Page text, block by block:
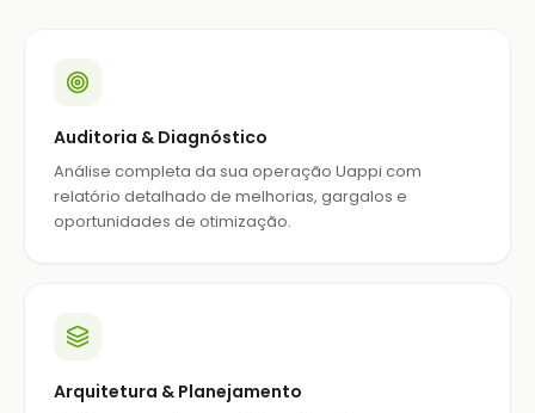
Auditoria & Diagnóstico
Análise completa da sua operação Uappi com
relatório detalhado de melhorias, gargalos e
oportunidades de otimização.
Arquitetura & Planejamento